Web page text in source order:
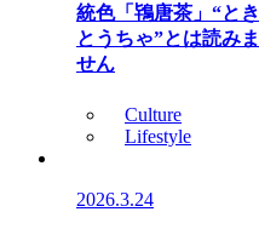
統色「鴇唐茶」“とき
とうちゃ”とは読みま
せん
Culture
Lifestyle
2026.3.24